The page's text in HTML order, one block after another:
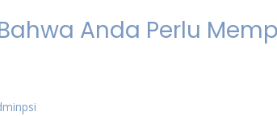
Anda Perlu